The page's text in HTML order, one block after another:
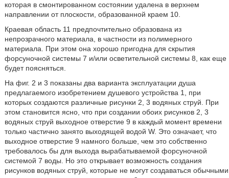
которая в смонтированном состоянии удалена в верхнем
направлении от плоскости, образованной краем 10.
Краевая область 11 предпочтительно образована из
непрозрачного материала, в частности из полимерного
материала. При этом она хорошо пригодна для скрытия
форсуночной системы 7 и/или осветительной системы 8, как еще
будет поясняться.
На фиг. 2 и 3 показаны два варианта эксплуатации душа
предлагаемого изобретением душевого устройства 1, при
которых создаются различные рисунки 2, 3 водяных струй. При
этом становится ясно, что при создании обоих рисунков 2, 3
водяных струй выходное отверстие 9 в каждый момент времени
только частично занято выходящей водой W. Это означает, что
выходное отверстие 9 намного больше, чем это собственно
требовалось бы для выхода вырабатываемой форсуночной
системой 7 воды. Но это открывает возможность создания
рисунков водяных струй, которые не могут создаваться обычными